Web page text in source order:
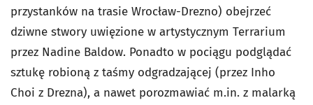
przystanków na trasie Wrocław-Drezno) obejrzeć
dziwne stwory uwięzione w artystycznym Terrarium
przez Nadine Baldow. Ponadto w pociągu podglądać
sztukę robioną z taśmy odgradzającej (przez Inho
Choi z Drezna), a nawet porozmawiać m.in. z malarką